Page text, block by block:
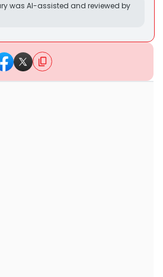
was AI-assisted and reviewed by